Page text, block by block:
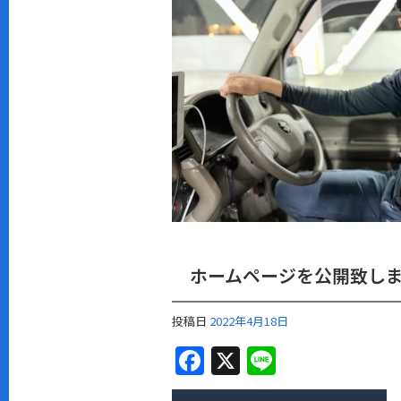
b
o
o
k
ホームページを公開致し
投稿日 2022年4月18日
F
a
X
n